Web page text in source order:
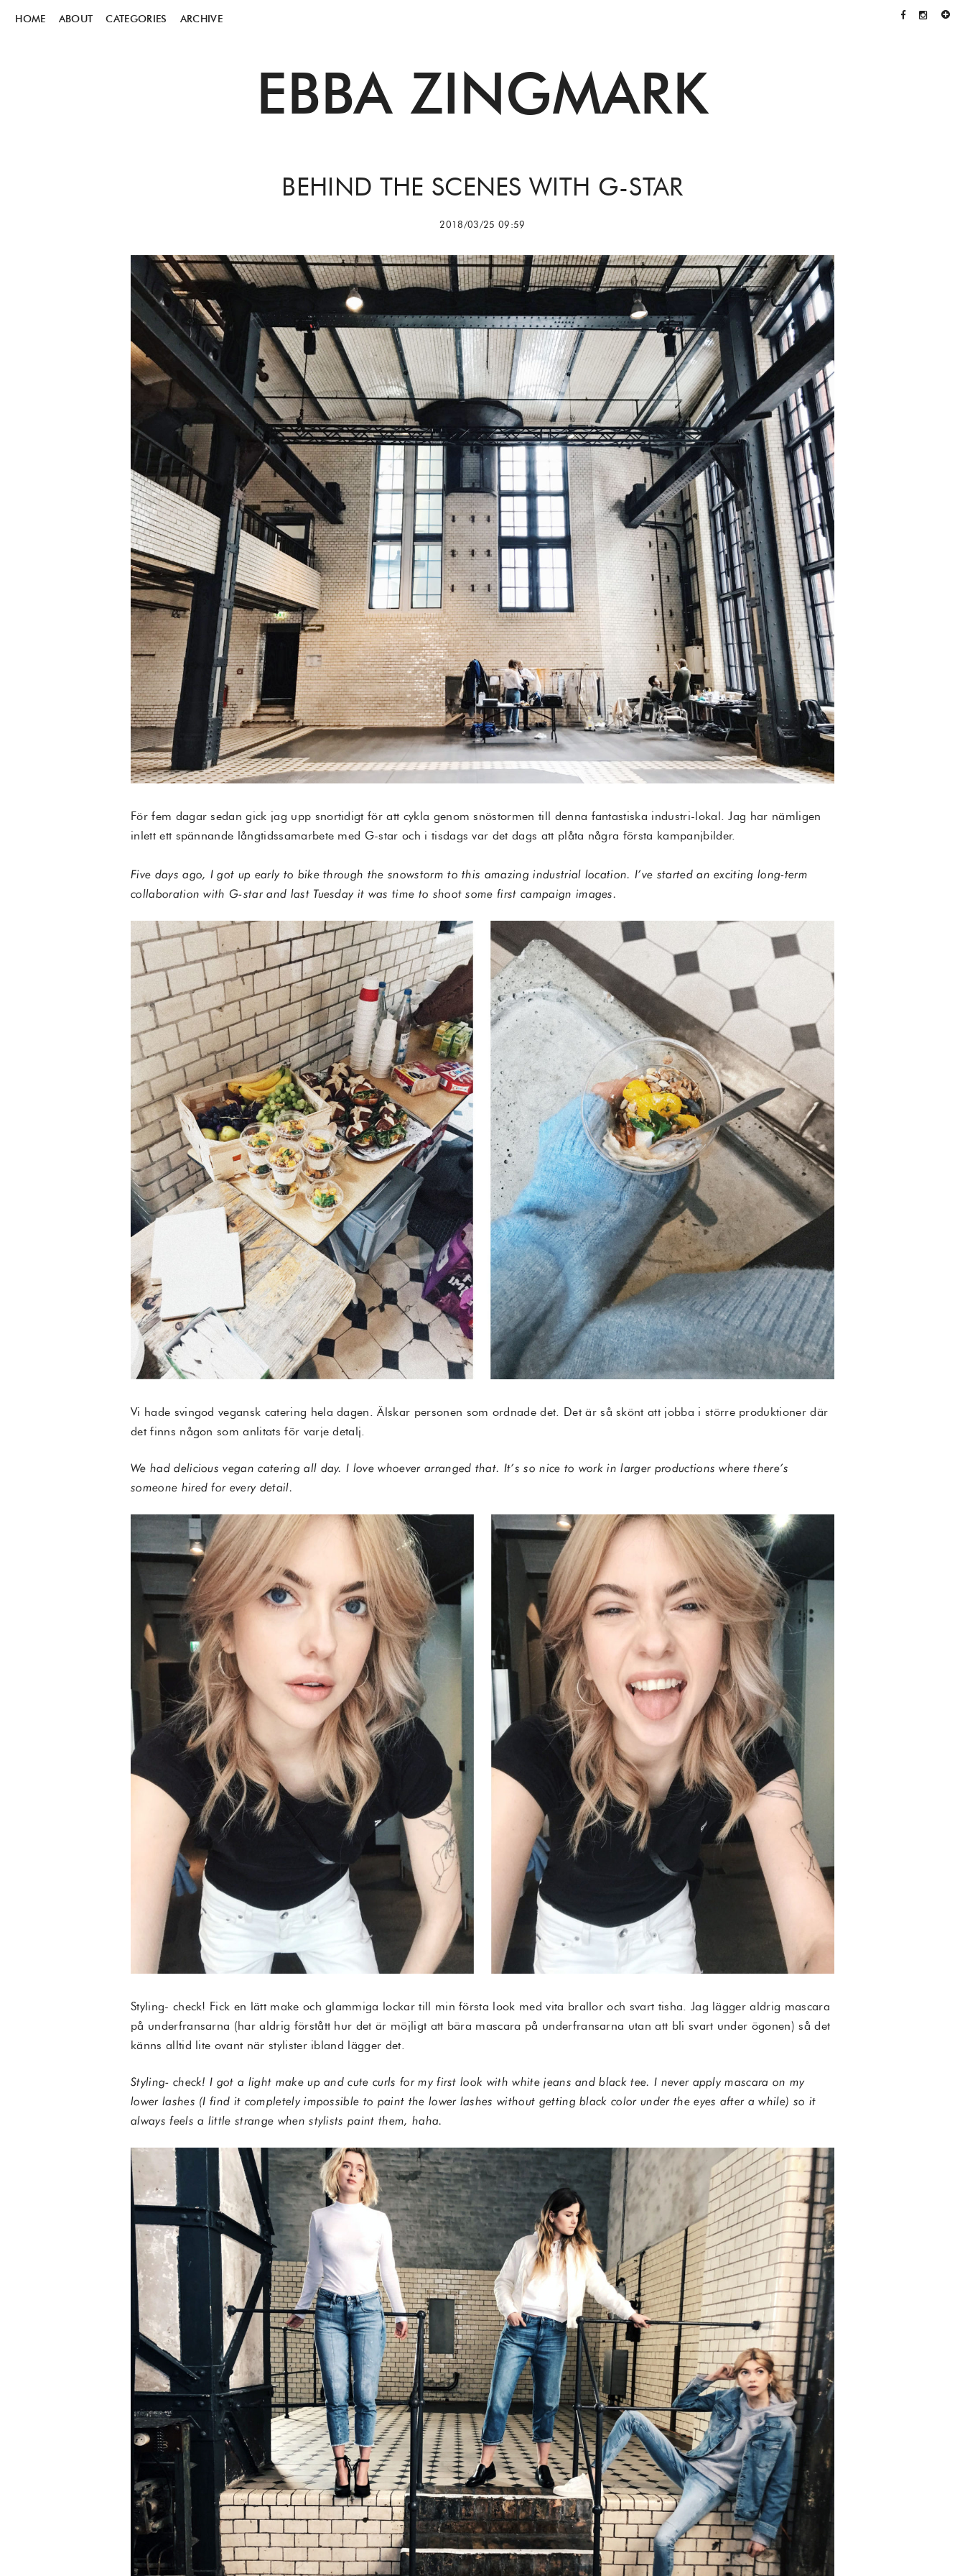
HOME ABOUT CATEGORIES ARCHIVE
EBBA ZINGMARK
BEHIND THE SCENES WITH G-STAR
2018/03/25 09:59
För fem dagar sedan gick jag upp snortidigt för att cykla genom snöstormen till denna fantastiska industri-lokal. Jag har nämligen
inlett ett spännande långtidssamarbete med G-star och i tisdags var det dags att plåta några första kampanjbilder.
Five days ago, I got up early to bike through the snowstorm to this amazing industrial location. I’ve started an exciting long-term
collaboration with G-star and last Tuesday it was time to shoot some first campaign images.
Vi hade svingod vegansk catering hela dagen. Älskar personen som ordnade det. Det är så skönt att jobba i större produktioner där
det finns någon som anlitats för varje detalj.
We had delicious vegan catering all day. I love whoever arranged that. It’s so nice to work in larger productions where there’s
someone hired for every detail.
Styling- check! Fick en lätt make och glammiga lockar till min första look med vita brallor och svart tisha. Jag lägger aldrig mascara
på underfransarna (har aldrig förstått hur det är möjligt att bära mascara på underfransarna utan att bli svart under ögonen) så det
känns alltid lite ovant när stylister ibland lägger det.
Styling- check! I got a light make up and cute curls for my first look with white jeans and black tee. I never apply mascara on my
lower lashes (I find it completely impossible to paint the lower lashes without getting black color under the eyes after a while) so it
always feels a little strange when stylists paint them, haha.